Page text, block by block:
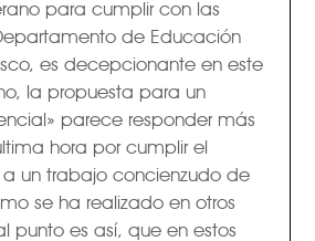
para cumplir con las
de Educación
es decepcionante en este
la propuesta para un
parece responder más
hora por cumplir el
un trabajo concienzudo de
se ha realizado en otros
punto es así, que en estos